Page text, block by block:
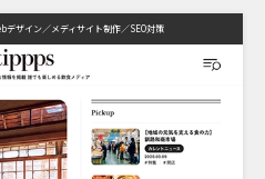
デザイン メディサイト制作 SEO対策